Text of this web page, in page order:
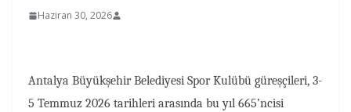
Haziran 30, 2026
Antalya Büyükşehir Belediyesi Spor Kulübü güreşçileri, 3-
5 Temmuz 2026 tarihleri arasında bu yıl 665’ncisi